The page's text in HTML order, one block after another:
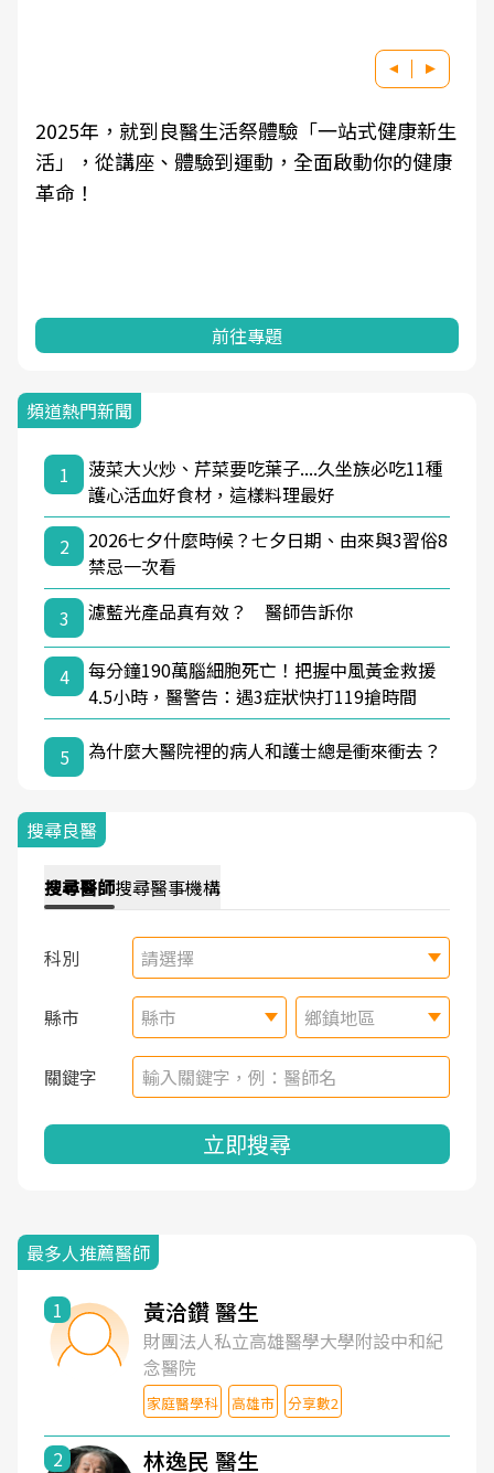
2025年，就到良醫生活祭體驗「一站式健康新生
活」，從講座、體驗到運動，全面啟動你的健康
革命！
前往專題
頻道熱門新聞
1
菠菜大火炒、芹菜要吃葉子....久坐族必吃11種
護心活血好食材，這樣料理最好
2
2026七夕什麼時候？七夕日期、由來與3習俗8
禁忌一次看
3
濾藍光產品真有效？ 醫師告訴你
4
每分鐘190萬腦細胞死亡！把握中風黃金救援
4.5小時，醫警告：遇3症狀快打119搶時間
5 為什麼大醫院裡的病人和護士總是衝來衝去？
搜尋良醫
搜尋醫師搜尋醫事機構
科別 請選擇
縣市 縣市 鄉鎮地區
關鍵字
立即搜尋
最多人推薦醫師
1 黃洽鑽 醫生
財團法人私立高雄醫學大學附設中和紀
念醫院
家庭醫學科 高雄市 分享數2
2 林逸民 醫生